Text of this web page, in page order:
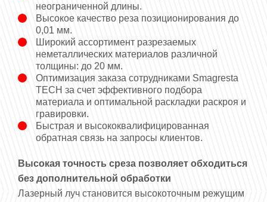
неограниченной длины.
Высокое качество реза позиционирования до
0,01 мм.
Широкий ассортимент разрезаемых
неметаллических материалов различной
толщины: до 20 мм.
Оптимизация заказа сотрудниками Smagresta
ТЕСН за счет эффективного подбора
материала и оптимальной раскладки раскроя и
гравировки.
Быстрая и высококвалифицированная
обратная связь на запросы клиентов.
Высокая точность среза позволяет обходиться
без дополнительной обработки
Лазерный луч становится высокоточным режущим